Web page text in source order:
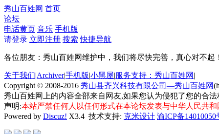
秀山百姓网 首页
论坛
电话黄页 音乐 手机版
请登录 立即注册 搜索 快捷导航
各位朋友：秀山百姓网维护中，我们将尽快完善，真心对不起
关于我们|Archiver|手机版|小黑屋|服务支持：秀山百姓网 |
Copyright © 2008-2016 秀山县齐兴科技有限公司—秀山百姓网
秀山百姓网上的内容全部来自网友,如果您认为侵犯了您的合
声明:本站严禁任何人以任何形式在本论坛发表与中华人民共
Powered by Discuz! X3.4 技术支持: 克米设计 渝ICP备14010050